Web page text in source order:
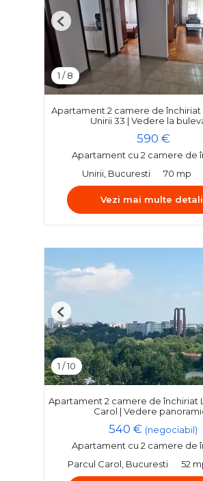
1 /8
Previous
Apartament 2 camere de închiriat
Unirii 33 | Vedere la
590 €
Apartament cu 2 camere de
Unirii, Bucuresti
70 mp
Vezi mai multe
1 /10
Previous
Apartament 2 camere de închiriat
Carol | Vedere
540 € (negociabil)
Apartament cu 2 camere de
Parcul Carol, Bucuresti
52